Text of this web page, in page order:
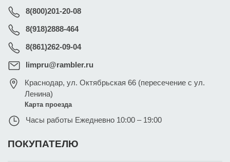
8(800)201-20-08
8(918)2888-464
8(861)262-09-04
limpru@rambler.ru
Краснодар,ул. Октябрьская 66 (пересечение с ул.
Ленина)
Карта проезда
Часы работы Ежедневно 10:00 – 19:00
ПОКУПАТЕЛЮ